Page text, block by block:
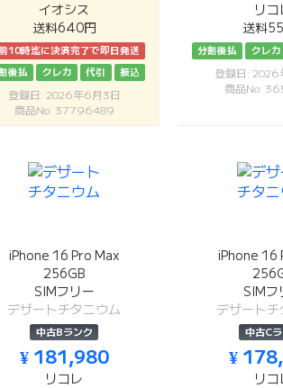
イオシス
送料640円
10時迄に決済完了で即日発送
後払
クレカ 代引 振込
登録日: 2026年6月3日
商品No: 37796489
リコ
送料
分割後払 クレカ
登録日: 2026
商品No:
iPhone 16 Pro Max
256GB
SIMフリー
デザートチタニウム
中古Bランク
¥ 181,980
リコレ
iPhone 16
SIMフ
デザートチ
中古C
¥
リコ